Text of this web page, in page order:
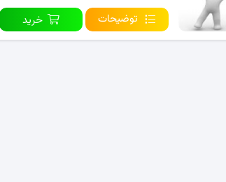
توضیحات
خرید